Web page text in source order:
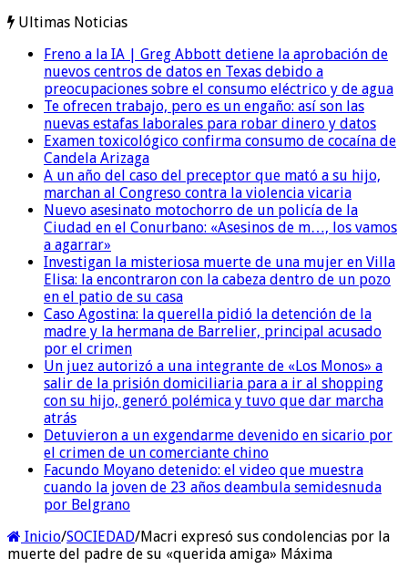
Ultimas Noticias
Freno a la IA | Greg Abbott detiene la aprobación de
nuevos centros de datos en Texas debido a
preocupaciones sobre el consumo eléctrico y de agua
Te ofrecen trabajo, pero es un engaño: así son las
nuevas estafas laborales para robar dinero y datos
Examen toxicológico confirma consumo de cocaína de
Candela Arizaga
A un año del caso del preceptor que mató a su hijo,
marchan al Congreso contra la violencia vicaria
Nuevo asesinato motochorro de un policía de la
Ciudad en el Conurbano: «Asesinos de m…, los vamos
a agarrar»
Investigan la misteriosa muerte de una mujer en Villa
Elisa: la encontraron con la cabeza dentro de un pozo
en el patio de su casa
Caso Agostina: la querella pidió la detención de la
madre y la hermana de Barrelier, principal acusado
por el crimen
Un juez autorizó a una integrante de «Los Monos» a
salir de la prisión domiciliaria para a ir al shopping
con su hijo, generó polémica y tuvo que dar marcha
atrás
Detuvieron a un exgendarme devenido en sicario por
el crimen de un comerciante chino
Facundo Moyano detenido: el video que muestra
cuando la joven de 23 años deambula semidesnuda
por Belgrano
Inicio/SOCIEDAD/Macri expresó sus condolencias por la
muerte del padre de su «querida amiga» Máxima